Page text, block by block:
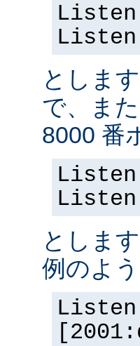
Listen
としま
で、ま
8000 番
としま
例のよ
Listen